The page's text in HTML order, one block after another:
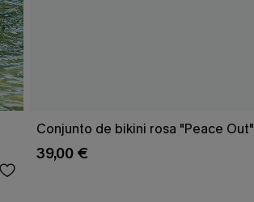
Conjunto de bikini rosa "Peace Out"
39,00 €